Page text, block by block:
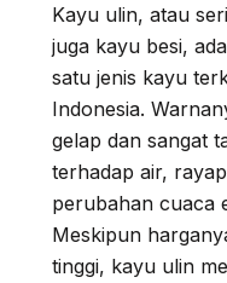
Kayu ulin, atau
juga kayu besi,
satu jenis kayu
Indonesia.
gelap dan sangat
terhadap air,
perubahan cuaca
Meskipun
tinggi, kayu ulin